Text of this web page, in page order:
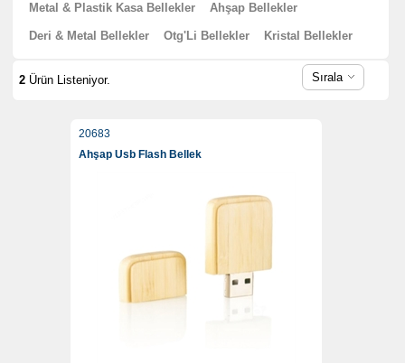
Metal & Plastik Kasa Bellekler Ahşap Bellekler
Deri & Metal Bellekler Otg'Li Bellekler Kristal Bellekler
2Ürün Listeniyor. Sırala
20683
Ahşap Usb Flash Bellek